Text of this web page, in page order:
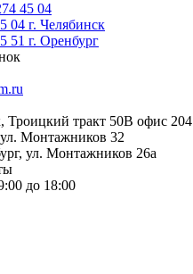
45 04
04 г. Челябинск
51 г. Оренбург
Троицкий тракт 50В офис 204
Монтажников 32
ул. Монтажников 26а
до 18:00